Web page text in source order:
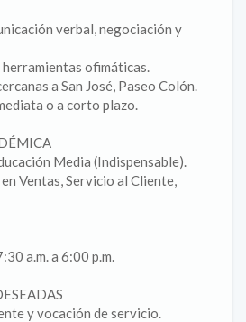
verbal, negociación y
ofimáticas.
a San José, Paseo Colón.
o a corto plazo.
Media (Indispensable).
Ventas, Servicio al Cliente,
a.m. a 6:00 p.m.
y vocación de servicio.